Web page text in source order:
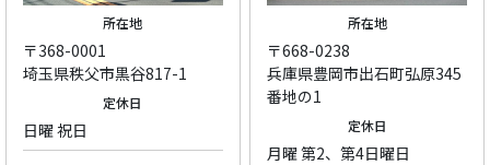
所在地
〒368-0001
埼玉県秩父市黒谷817-1
定休日
日曜 祝日
所在地
〒668-0238
兵庫県豊岡市出石町弘原345
番地の1
定休日
月曜 第2、第4日曜日